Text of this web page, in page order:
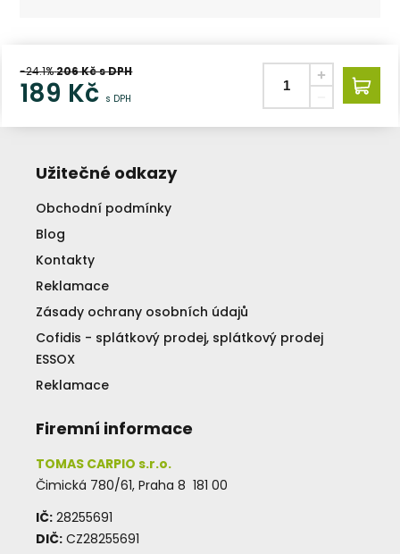
-24.1%206Kč s DPH
189 Kč s DPH
Užitečné odkazy
Obchodní podmínky
Blog
Kontakty
Reklamace
Zásady ochrany osobních údajů
Cofidis - splátkový prodej, splátkový prodej
ESSOX
Reklamace
Firemní informace
TOMAS CARPIO s.r.o.
Čimická 780/61, Praha 8 181 00
IČ: 28255691
DIČ: CZ28255691